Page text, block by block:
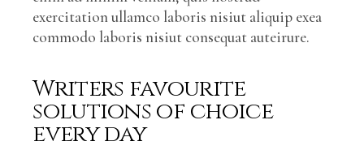
exercitation ullamco laboris nisiut aliquip exea
commodo laboris nisiut consequat auteirure.
Writers favourite
solutions of choice
every day